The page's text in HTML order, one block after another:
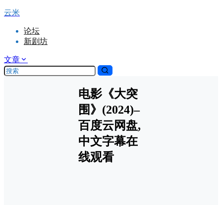
云米
论坛
新剧坊
文章
电影《大突
围》(2024)–
百度云网盘,
中文字幕在
线观看